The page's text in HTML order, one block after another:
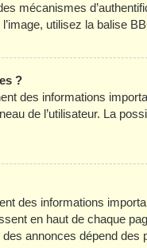
mécanismes
utilisez la balise
?
des informations
de l’utilisateur. La
des informations
en haut de chaque
annonces dépend des